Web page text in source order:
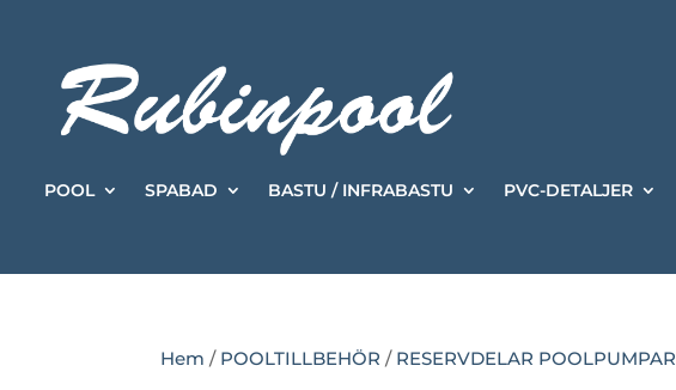
POOL SPABAD BASTU / INFRABASTU PVC-DETALJER
Hem / POOLTILLBEHÖR / RESERVDELAR POOLPUMPAR